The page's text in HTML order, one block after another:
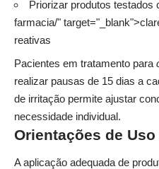
Priorizar produtos testados
farmacia/"
reativas
Pacientes em tratamento para
realizar pausas de 15 dias a
de irritação permite ajustar
necessidade individual.
Orientações de
A aplicação adequada de